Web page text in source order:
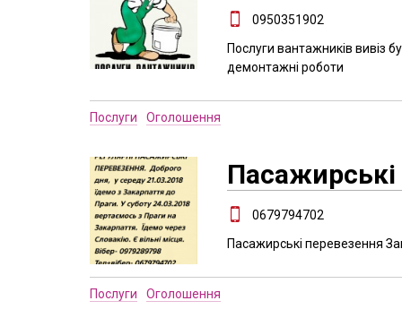
0950351902
Послуги вантажників вивіз
демонтажні роботи
Послуги Оголошення
0679794702
Пасажирські перевезення
Послуги Оголошення